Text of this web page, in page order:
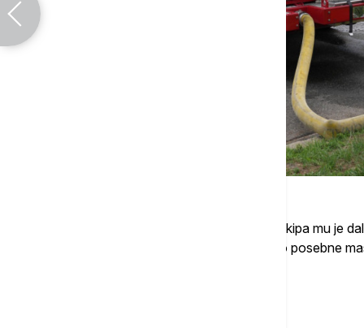
"Jedan pas je pronađen bez pulsa i naša ekipa mu je
su bili spremni da daju psu kiseonik, imamo posebne